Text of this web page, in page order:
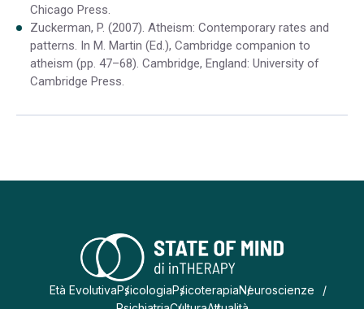
Chicago Press.
Zuckerman, P. (2007). Atheism: Contemporary rates and
patterns. In M. Martin (Ed.), Cambridge companion to
atheism (pp. 47–68). Cambridge, England: University of
Cambridge Press.
Età EvolutivaPsicologiaPsicoterapiaNeuroscienze